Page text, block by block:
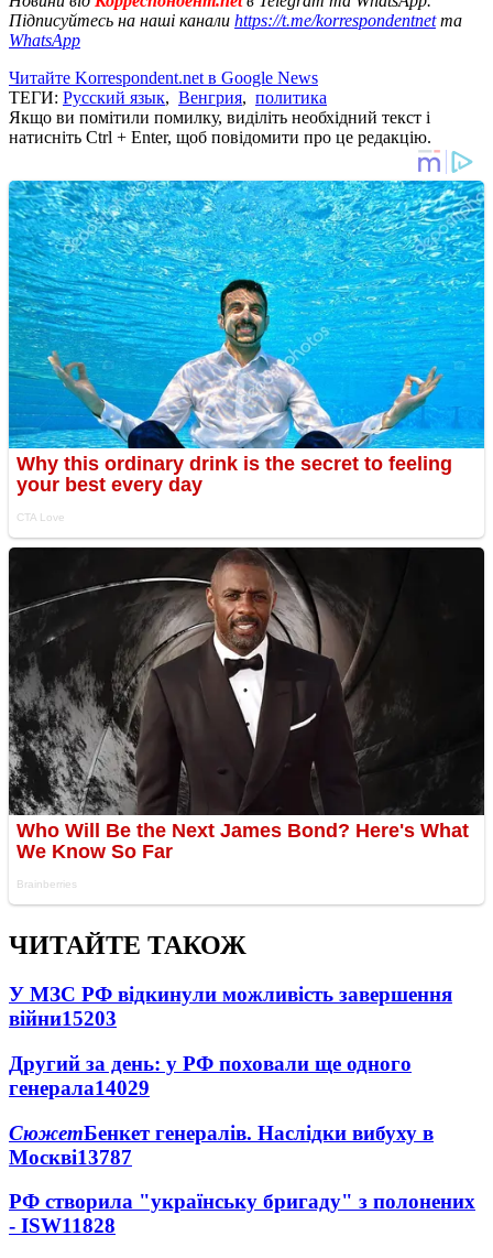
Підписуйтесь на наші канали https://t.me/korrespondentnetта
WhatsApp
Читайте Korrespondent.net в Google News
ТЕГИ: Русский язык, Венгрия, политика
Якщо ви помітили помилку, виділіть необхідний текст і
натисніть Ctrl + Enter, щоб повідомити про це редакцію.
ЧИТАЙТЕ ТАКОЖ
У МЗС РФ відкинули можливість завершення
війни15203
Другий за день: у РФ поховали ще одного
генерала14029
СюжетБенкет генералів. Наслідки вибуху в
Москві13787
РФ створила "українську бригаду" з полонених
- ISW11828